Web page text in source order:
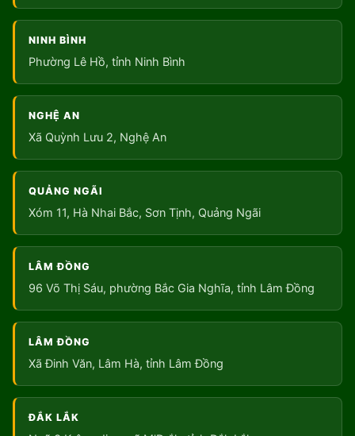
NINH BÌNH
Phường Lê Hồ, tỉnh Ninh Bình
NGHỆ AN
Xã Quỳnh Lưu 2, Nghệ An
QUẢNG NGÃI
Xóm 11, Hà Nhai Bắc, Sơn Tịnh, Quảng Ngãi
LÂM ĐỒNG
96 Võ Thị Sáu, phường Bắc Gia Nghĩa, tỉnh Lâm Đồng
LÂM ĐỒNG
Xã Đinh Văn, Lâm Hà, tỉnh Lâm Đồng
ĐẮK LẮK